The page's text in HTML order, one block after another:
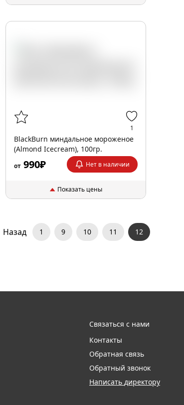
1
BlackBurn миндальное мороженое
(Almond Icecream), 100гр.
от990₽ Нет в наличии
Показать цены
Назад 1 9 10 11 12
Связаться с нами
Контакты
Обратная связь
Обратный звонок
Написать директору